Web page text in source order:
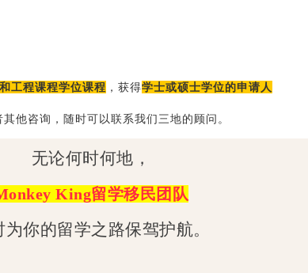
工程课程学位课程 ，获得学士或硕士学位的申请人
他咨询，随时可以联系我们三地的顾问。
无论何时何地，
King留学移民团队
为你的留学之路保驾护航。